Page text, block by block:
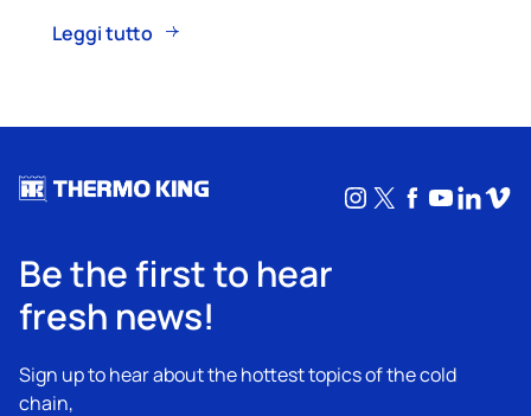
Leggi tutto
Instagram
X Facebook
Be the first to hear
fresh news!
Sign up to hear about the hottest topics of the cold
chain,